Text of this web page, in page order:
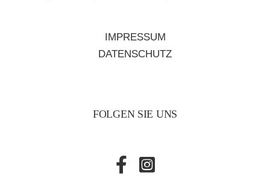
IMPRESSUM
DATENSCHUTZ
FOLGEN SIE UNS